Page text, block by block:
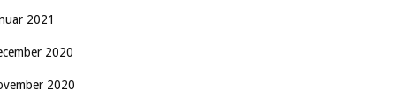
2021
2020
2020